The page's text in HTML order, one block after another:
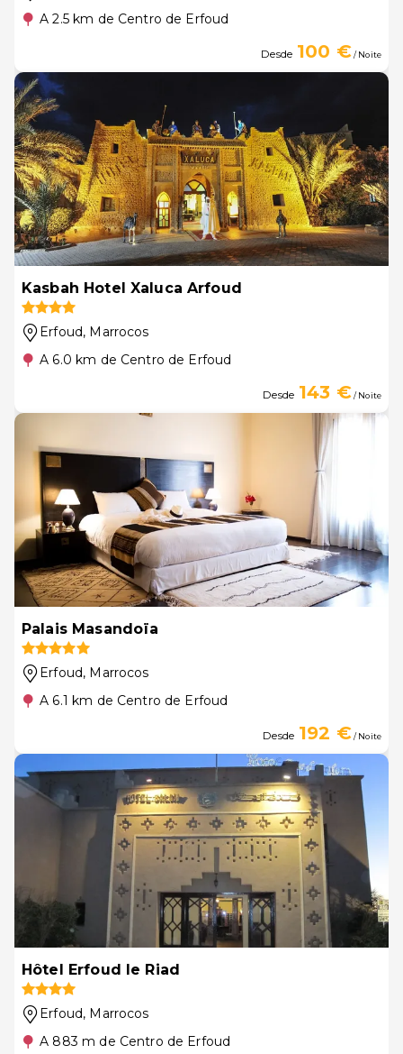
A 2.5 km de Centro de Erfoud
Desde 100 €/ Noite
Kasbah Hotel Xaluca Arfoud
Erfoud, Marrocos
A 6.0 km de Centro de Erfoud
Desde 143 €/ Noite
Palais Masandoïa
Erfoud, Marrocos
A 6.1 km de Centro de Erfoud
Desde 192 €/ Noite
Hôtel Erfoud le Riad
Erfoud, Marrocos
A 883 m de Centro de Erfoud